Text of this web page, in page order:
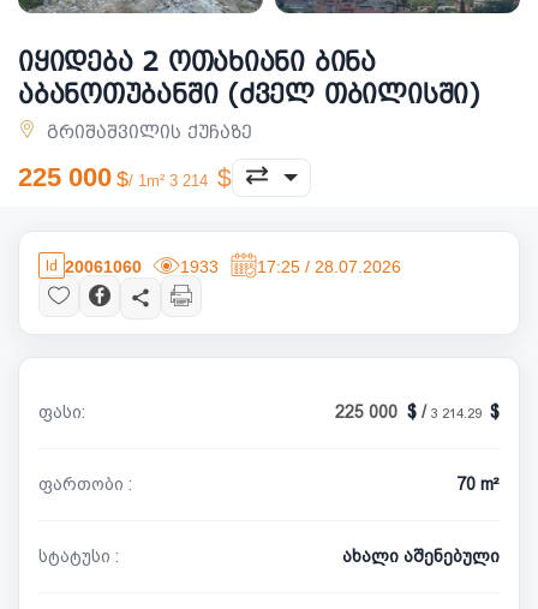
იყიდება 2 ოთახიანი ბინა
აბანოთუბანში (ძველ თბილისში)
გრიშაშვილის ქუჩაზე
225 000 / 1m² 3 214
20061060 1933 17:25 / 28.07.2026
ფასი: 225 000 / 3 214.29
ფართობი : 70 m²
სტატუსი : ახალი აშენებული